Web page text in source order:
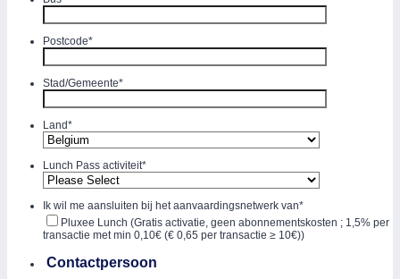
Postcode*
Stad/Gemeente*
Land*
Lunch Pass activiteit*
Ik wil me aansluiten bij het aanvaardingsnetwerk van*
Pluxee Lunch (Gratis activatie, geen abonnementskosten ; 1,5% per
transactie met min 0,10€ (€ 0,65 per transactie ≥ 10€))
Contactpersoon